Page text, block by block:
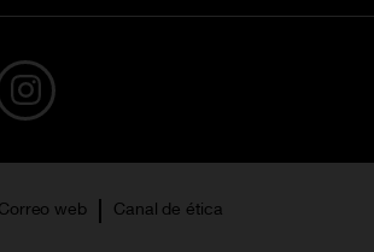
Correo web Canal de ética